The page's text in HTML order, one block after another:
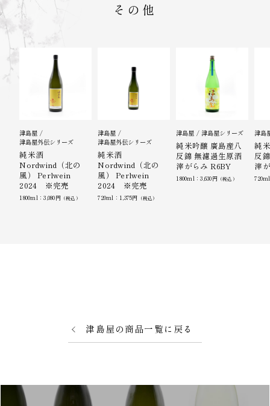
その他
津島屋
津島屋外伝シリーズ
純米酒
Nordwind（北の
風） Perlwein
2024 ※完売
1800ml：3,080円（税込）
津島屋
津島屋外伝シリーズ
純米酒
Nordwind（北の
風） Perlwein
2024 ※完売
720ml：1,375円 （税込）
津島屋 津島屋シリーズ
純米吟醸 廣島産八
反錦 無濾過生原酒
滓がらみ R6BY
1800ml：3,630円（税込）
津島
純
反
滓
津島屋の商品一覧に戻る